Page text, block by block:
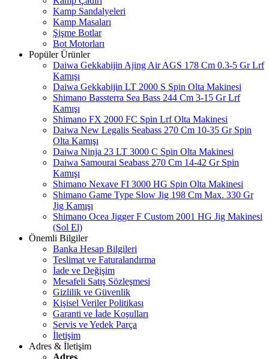
Kamp Sandalyeleri
Kamp Masaları
Şişme Botlar
Bot Motorları
Popüler Ürünler
Daiwa Gekkabijin Ajing Air AGS 178 Cm 0.3-5 Gr Lrf
Kamışı
Daiwa Gekkabijin LT 2000 S Spin Olta Makinesi
Shimano Bassterra Sea Bass 244 Cm 3-15 Gr Lrf
Kamışı
Shimano FX 2000 FC Spin Lrf Olta Makinesi
Daiwa New Legalis Seabass 270 Cm 10-35 Gr Spin
Olta Kamışı
Daiwa Ninja 23 LT 3000 C Spin Olta Makinesi
Daiwa Samourai Seabass 270 Cm 14-42 Gr Spin
Kamışı
Shimano Nexave FI 3000 HG Spin Olta Makinesi
Shimano Game Type Slow Jig 198 Cm Max. 330 Gr
Jig Kamışı
Shimano Ocea Jigger F Custom 2001 HG Jig Makinesi
(Sol El)
Önemli Bilgiler
Banka Hesap Bilgileri
Teslimat ve Faturalandırma
İade ve Değişim
Mesafeli Satış Sözleşmesi
Gizlilik ve Güvenlik
Kişisel Veriler Politikası
Garanti ve İade Koşulları
Servis ve Yedek Parça
İletişim
Adres & İletişim
Adres